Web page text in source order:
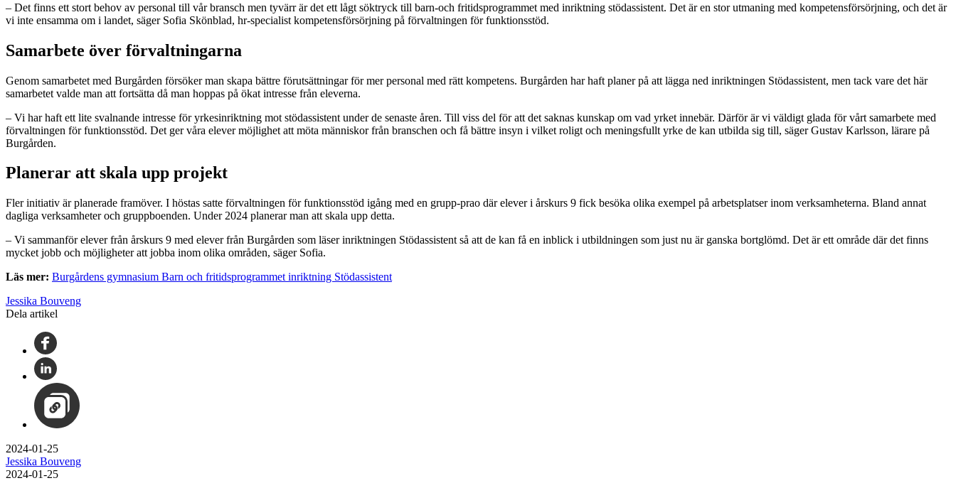
– Det finns ett stort behov av personal till vår bransch men tyvärr är det ett lågt söktryck till barn-och fritidsprogrammet med inriktning stödassistent. Det är en stor utmaning med kompetensförsörjning, och det är
vi inte ensamma om i landet, säger Sofia Skönblad, hr-specialist kompetensförsörjning på förvaltningen för funktionsstöd.
Samarbete över förvaltningarna
Genom samarbetet med Burgården försöker man skapa bättre förutsättningar för mer personal med rätt kompetens. Burgården har haft planer på att lägga ned inriktningen Stödassistent, men tack vare det här
samarbetet valde man att fortsätta då man hoppas på ökat intresse från eleverna.
– Vi har haft ett lite svalnande intresse för yrkesinriktning mot stödassistent under de senaste åren. Till viss del för att det saknas kunskap om vad yrket innebär. Därför är vi väldigt glada för vårt samarbete med
förvaltningen för funktionsstöd. Det ger våra elever möjlighet att möta människor från branschen och få bättre insyn i vilket roligt och meningsfullt yrke de kan utbilda sig till, säger Gustav Karlsson, lärare på
Burgården.
Planerar att skala upp projekt
Fler initiativ är planerade framöver. I höstas satte förvaltningen för funktionsstöd igång med en grupp-prao där elever i årskurs 9 fick besöka olika exempel på arbetsplatser inom verksamheterna. Bland annat
dagliga verksamheter och gruppboenden. Under 2024 planerar man att skala upp detta.
– Vi sammanför elever från årskurs 9 med elever från Burgården som läser inriktningen Stödassistent så att de kan få en inblick i utbildningen som just nu är ganska bortglömd. Det är ett område där det finns
mycket jobb och möjligheter att jobba inom olika områden, säger Sofia.
Läs mer: Burgårdens gymnasium Barn och fritidsprogrammet inriktning Stödassistent
Jessika Bouveng
Dela artikel
2024-01-25
Jessika Bouveng
2024-01-25